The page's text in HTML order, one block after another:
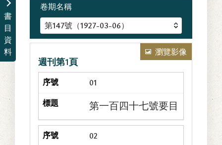
書
目
資
料
卷期名稱
週刊第1頁
瀏覽影像
01
第一百四十七號要目
02